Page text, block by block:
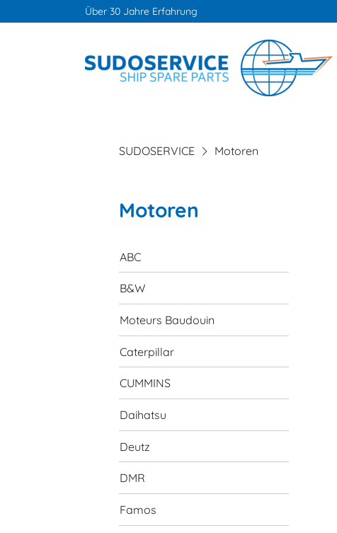
Über 30 Jahre Erfahrung
SUDOSERVICE Motoren
Navigation
überspringen
Motoren
ABC
B&W
Moteurs Baudouin
Caterpillar
CUMMINS
Daihatsu
Deutz
DMR
Famos